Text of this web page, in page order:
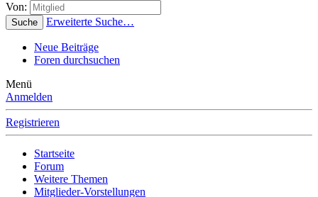
Von:
Suche Erweiterte Suche…
Neue Beiträge
Foren durchsuchen
Menü
Anmelden
Registrieren
Startseite
Forum
Weitere Themen
Mitglieder-Vorstellungen